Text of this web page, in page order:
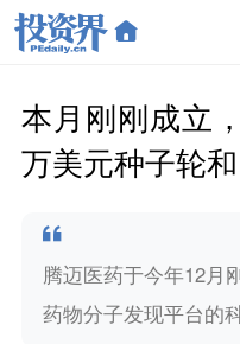
本月刚刚成立
万美元种子轮
腾迈医药于今年12月
药物分子发现平台的